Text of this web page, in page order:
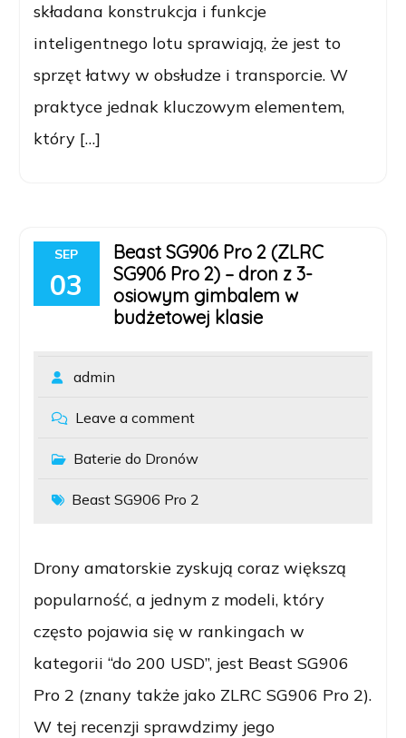
składana konstrukcja i funkcje
inteligentnego lotu sprawiają, że jest to
sprzęt łatwy w obsłudze i transporcie. W
praktyce jednak kluczowym elementem,
który […]
SEP
03
Beast SG906 Pro 2 (ZLRC
SG906 Pro 2) – dron z 3-
osiowym gimbalem w
budżetowej klasie
admin
Leave a comment
Baterie do Dronów
Beast SG906 Pro 2
Drony amatorskie zyskują coraz większą
popularność, a jednym z modeli, który
często pojawia się w rankingach w
kategorii “do 200 USD”, jest Beast SG906
Pro 2 (znany także jako ZLRC SG906 Pro 2).
W tej recenzji sprawdzimy jego